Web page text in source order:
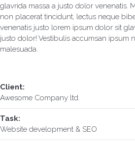
glavrida massa a justo dolor venenatis.
non placerat tincidunt, lectus neque
venenatis justo lorem ipsum dolor sit
justo dolor! Vestibulis accumsan ipsum
malesuada.
Client:
Awesome Company ltd.
Task:
Website development & SEO